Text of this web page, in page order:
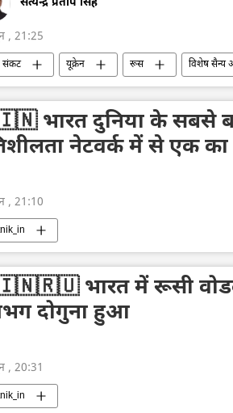
, 21:25
संकट यूक्रेन रूस विशेष सैन्य
यूनाइटेड किंगडम
भारत दुनिया के सबसे
नेटवर्क में से एक का
, 21:10
भारत में रूसी
दोगुना हुआ
, 20:31